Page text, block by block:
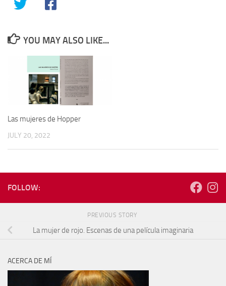
YOU MAY ALSO LIKE...
Las mujeres de Hopper
JULY 20, 2022
FOLLOW:
PREVIOUS STORY
La mujer de rojo. Escenas de una película imaginaria
ACERCA DE MÍ